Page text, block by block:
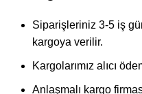
Siparişleriniz 3-5 iş
kargoya verilir.
Kargolarımız alıcı
Anlaşmalı kargo